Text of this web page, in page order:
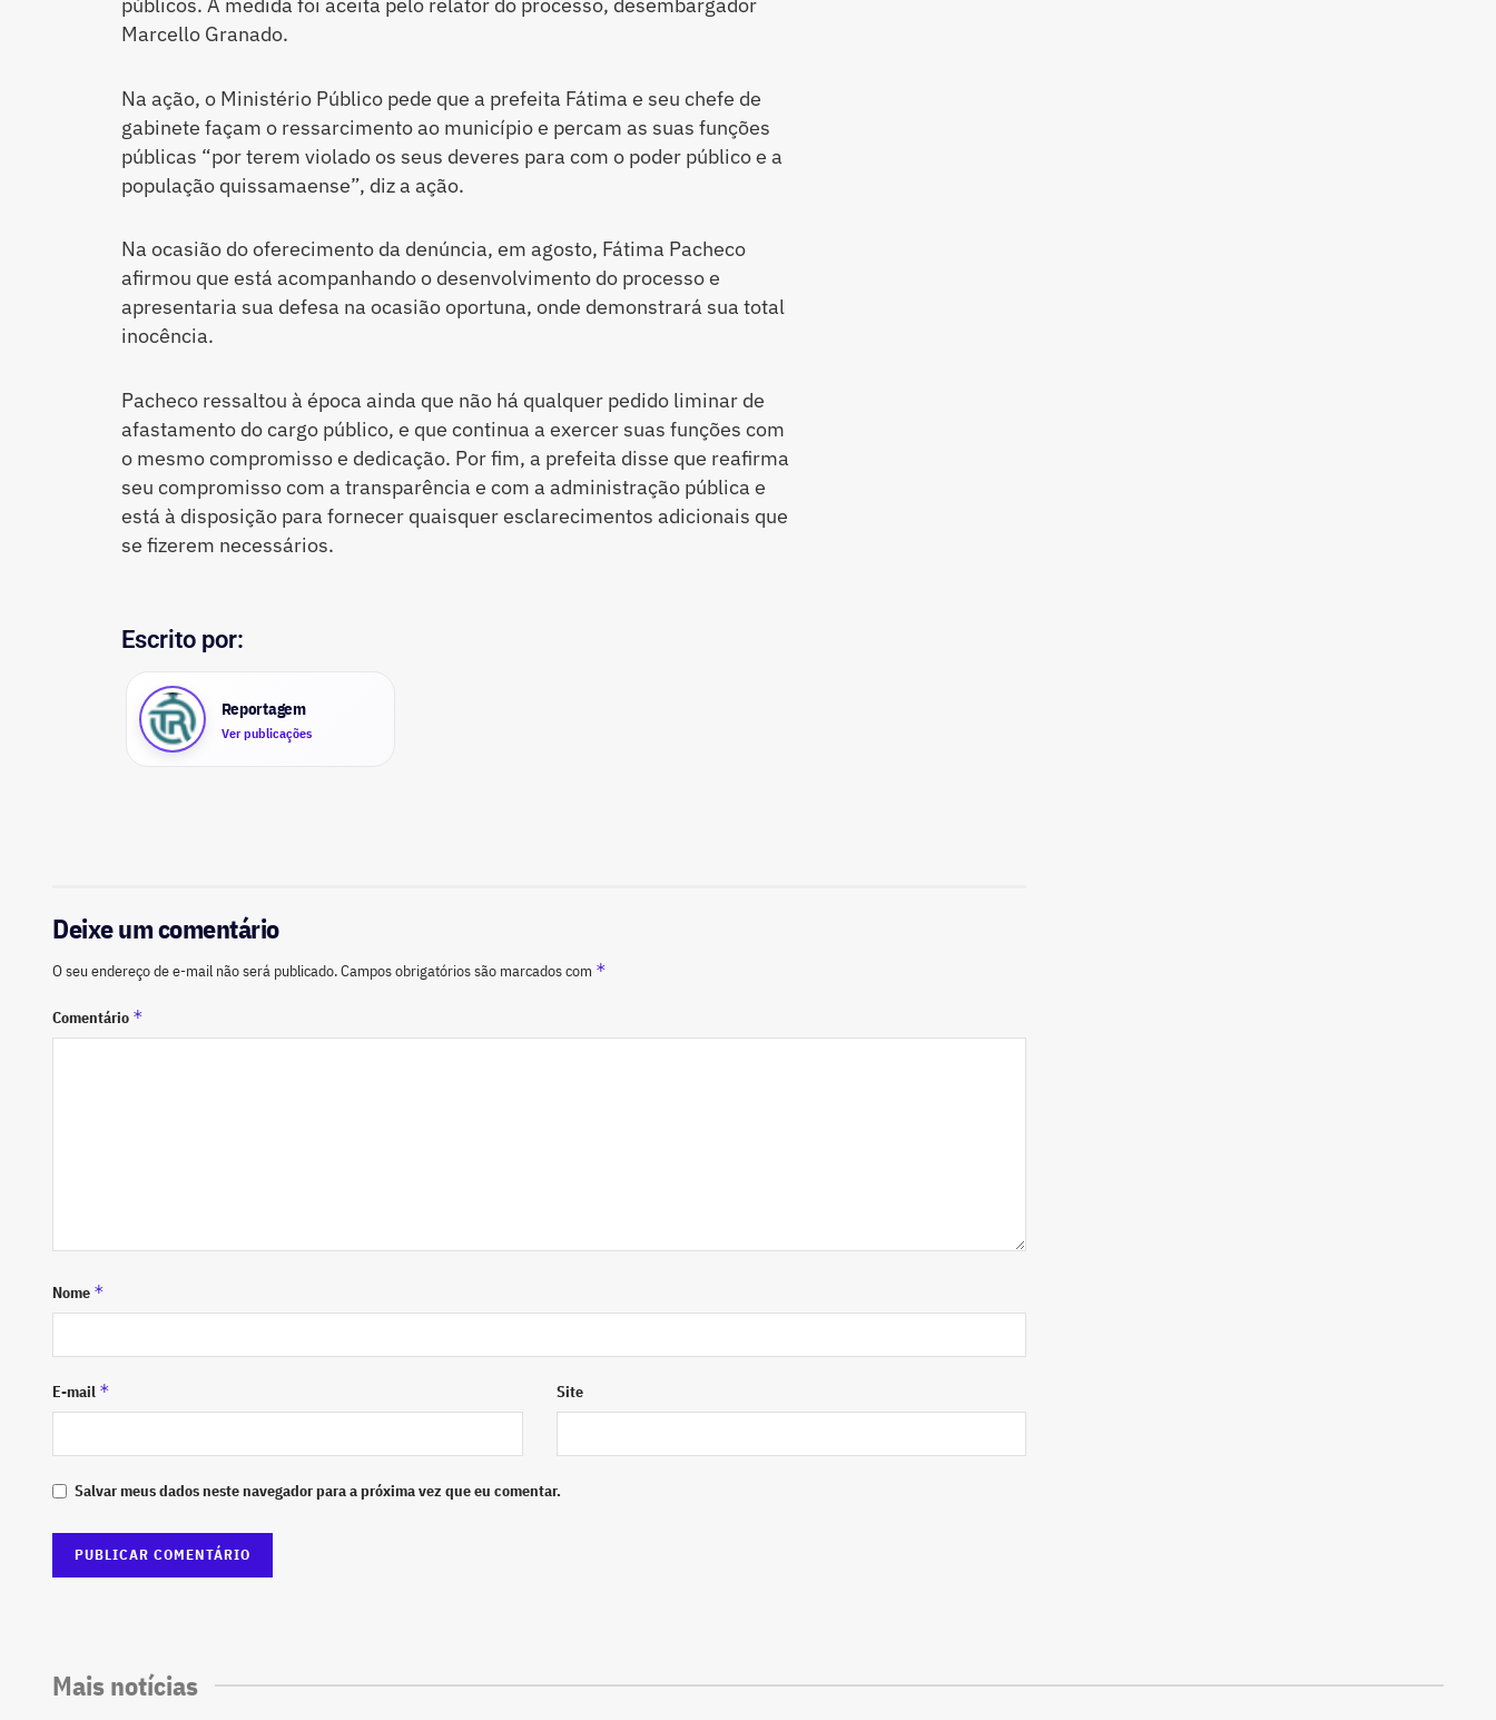
Marcello Granado.
Na ação, o Ministério Público pede que a prefeita Fátima e seu chefe de
gabinete façam o ressarcimento ao município e percam as suas funções
públicas “por terem violado os seus deveres para com o poder público e a
população quissamaense”, diz a ação.
Na ocasião do oferecimento da denúncia, em agosto, Fátima Pacheco
afirmou que está acompanhando o desenvolvimento do processo e
apresentaria sua defesa na ocasião oportuna, onde demonstrará sua total
inocência.
Pacheco ressaltou à época ainda que não há qualquer pedido liminar de
afastamento do cargo público, e que continua a exercer suas funções com
o mesmo compromisso e dedicação. Por fim, a prefeita disse que reafirma
seu compromisso com a transparência e com a administração pública e
está à disposição para fornecer quaisquer esclarecimentos adicionais que
se fizerem necessários.
Escrito por:
Reportagem
Ver publicações
Deixe um comentário
O seu endereço de e-mail não será publicado.Campos obrigatórios são marcados com *
Comentário *
Nome *
E-mail * Site
Salvar meus dados neste navegador para a próxima vez que eu comentar.
Mais notícias